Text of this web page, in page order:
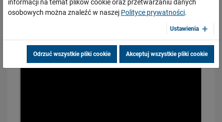
PRZECZYTAJ
informacji na temat plików cookie oraz przetwarzaniu danych
osobowych można znaleźć w naszej Polityce prywatności.
Ustawienia
Odrzuć wszystkie pliki cookie Akceptuj wszystkie pliki cookie